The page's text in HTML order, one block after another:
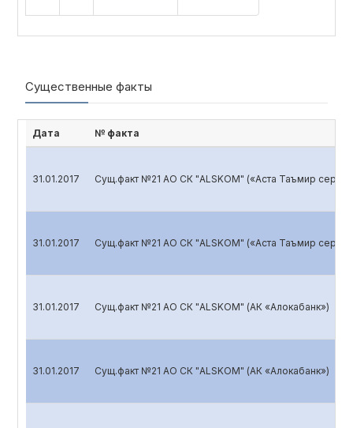
Существенные факты
Дата № факта
31.01.2017 Сущ.факт №21 АО СК "ALSKOM" («Аста Таъмир
31.01.2017 Сущ.факт №21 АО СК "ALSKOM" («Аста Таъмир
31.01.2017 Сущ.факт №21 АО СК "ALSKOM" (АК «Алокабанк»)
31.01.2017 Сущ.факт №21 АО СК "ALSKOM" (АК «Алокабанк»)